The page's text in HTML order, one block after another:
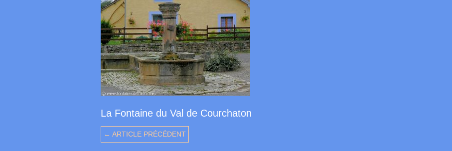
La Fontaine du Val de Courchaton
← ARTICLE PRÉCÉDENT